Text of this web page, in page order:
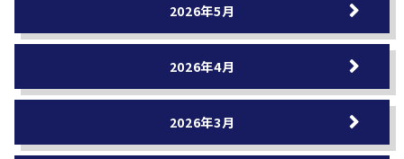
2026年5月
2026年4月
2026年3月